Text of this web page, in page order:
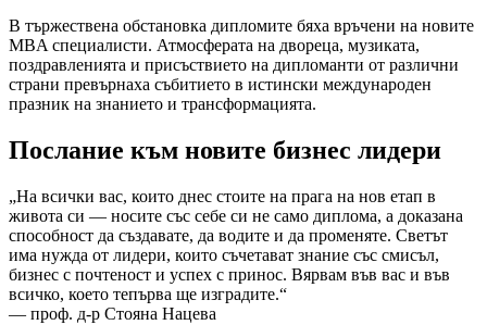
В тържествена обстановка дипломите бяха връчени на новите
MBA специалисти. Атмосферата на двореца, музиката,
поздравленията и присъствието на дипломанти от различни
страни превърнаха събитието в истински международен
празник на знанието и трансформацията.
Послание към новите бизнес лидери
„На всички вас, които днес стоите на прага на нов етап в
живота си — носите със себе си не само диплома, а доказана
способност да създавате, да водите и да променяте. Светът
има нужда от лидери, които съчетават знание със смисъл,
бизнес с почтеност и успех с принос. Вярвам във вас и във
всичко, което тепърва ще изградите.“
— проф. д-р Стояна Нацева